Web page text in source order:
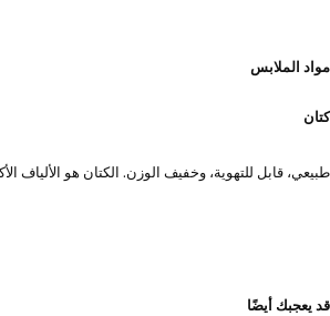
مواد الملابس
كتان
طبيعي، قابل للتهوية، وخفيف الوزن. الكتان هو
قد يعجبك أيضًا